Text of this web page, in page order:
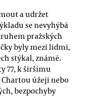
a udržet
se nevyhýbá
pražských
byly mezi lidmi,
stýkal, známé.
77, k širšímu
úžeji nebo
bezpochyby